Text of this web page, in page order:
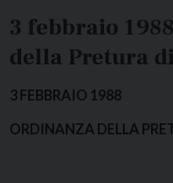
3 febbraio
della Pretura
3 FEBBRAIO 1988
ORDINANZA DELLA